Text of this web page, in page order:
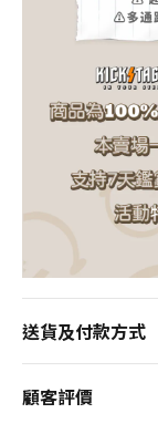
送貨及付款方式
顧客評價